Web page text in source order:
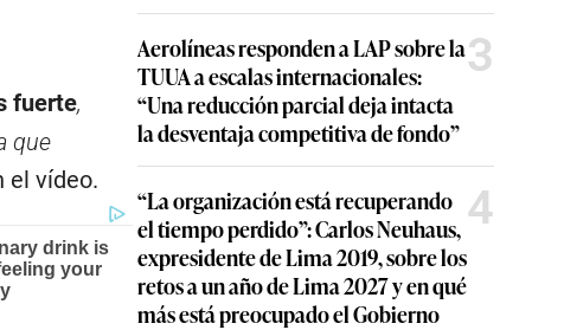
fuerte,
que
el vídeo.
Aerolíneas responden a LAP sobre la
TUUA a escalas internacionales:
“Una reducción parcial deja intacta
la desventaja competitiva de fondo”
3
“La organización está recuperando
el tiempo perdido”: Carlos Neuhaus,
expresidente de Lima 2019, sobre los
retos a un año de Lima 2027 y en qué
más está preocupado el Gobierno
4